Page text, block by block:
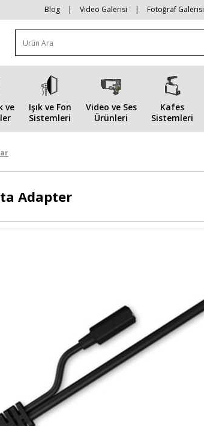
Blog | Video Galerisi | Fotoğraf Galerisi
ve
Işık ve Fon
Sistemleri
Video ve Ses
Ürünleri
Kafes
Sistemleri
Adapter